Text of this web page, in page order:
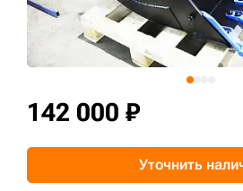
142 000 ₽
Уточнить